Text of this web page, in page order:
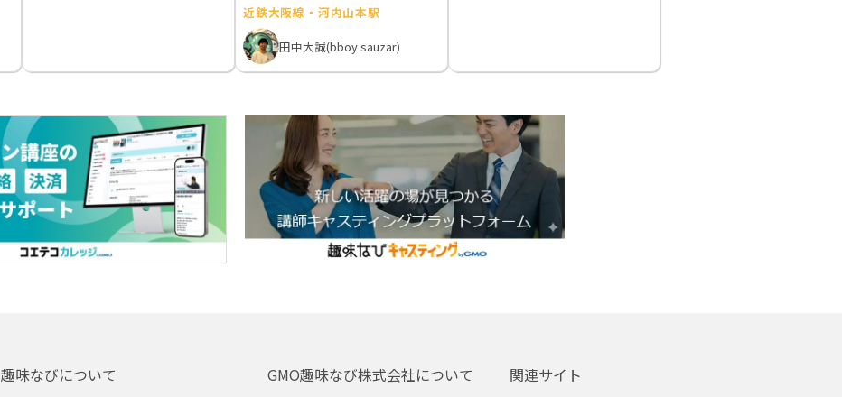
近鉄大阪線・河内山本駅
田中大誠(bboy sauzar)
趣味なびについて GMO趣味なび株式会社について 関連サイト